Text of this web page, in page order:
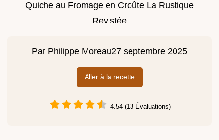
Quiche au Fromage en Croûte La Rustique
Revistée
Par Philippe Moreau27 septembre 2025
Aller à la recette
4.54 (13 Évaluations)